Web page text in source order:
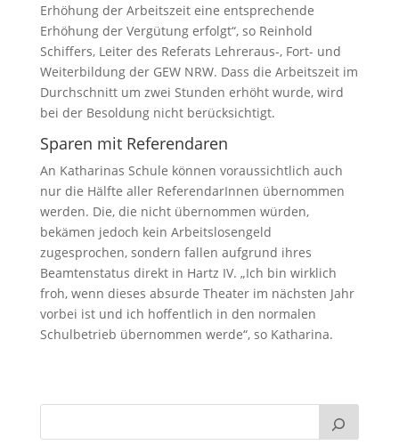
Erhöhung der Arbeitszeit eine entsprechende
Erhöhung der Vergütung erfolgt“, so Reinhold
Schiffers, Leiter des Referats Lehreraus-, Fort- und
Weiterbildung der GEW NRW. Dass die Arbeitszeit im
Durchschnitt um zwei Stunden erhöht wurde, wird
bei der Besoldung nicht berücksichtigt.
Sparen mit Referendaren
An Katharinas Schule können voraussichtlich auch
nur die Hälfte aller ReferendarInnen übernommen
werden. Die, die nicht übernommen würden,
bekämen jedoch kein Arbeitslosengeld
zugesprochen, sondern fallen aufgrund ihres
Beamtenstatus direkt in Hartz IV. „Ich bin wirklich
froh, wenn dieses absurde Theater im nächsten Jahr
vorbei ist und ich hoffentlich in den normalen
Schulbetrieb übernommen werde“, so Katharina.